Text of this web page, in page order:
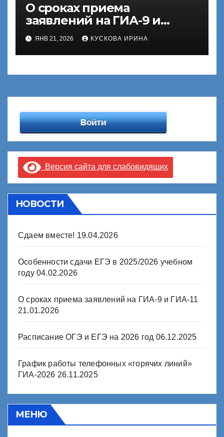
О сроках приема
заявлений на ГИА-9 и
ГИА-11
ЯНВ 21, 2026 КУСКОВА ИРИНА
Версия сайта для слабовидящих
НОВОСТИ
Сдаем вместе! 19.04.2026
Особенности сдачи ЕГЭ в 2025/2026 учебном
году 04.02.2026
О сроках приема заявлений на ГИА-9 и ГИА-11
21.01.2026
Расписание ОГЭ и ЕГЭ на 2026 год 06.12.2025
График работы телефонных «горячих линий»
ГИА-2026 26.11.2025
МЕНЮ